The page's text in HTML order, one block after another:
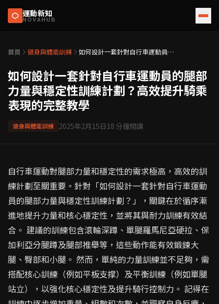
運動新知
NOVAHUB
首頁 健身與體能訓練
如何設計一套針對自行車運動員的
提升騎乘表現的完整教學
如何設計一套針對自行車運動員的腿部
力量與穩定性訓練計劃？高效提升騎乘
表現的完整教學
健身與體能訓練 2025年2月15日18 分鐘閱讀
自行車運動對腿部力量和穩定性的需求極高，高效的訓
練計劃至關重要。針對「如何設計一套針對自行車運動
員的腿部力量與穩定性訓練計劃？」，關鍵在於循序漸
進地提升力量和核心穩定性，並將其與耐力訓練有效結
合。 建議的訓練包含滾輪深蹲、單腿羅馬尼亞硬拉、保
加利亞分腿蹲及腿部推舉等，這些動作能有效鍛鍊大
腿、臀部和小腿。 然而，單純的力量訓練並不足夠，需
搭配核心訓練（例如平板支撑）及平衡訓練（例如單腿
站立），以強化核心穩定性及提升騎行控制力。 記得在